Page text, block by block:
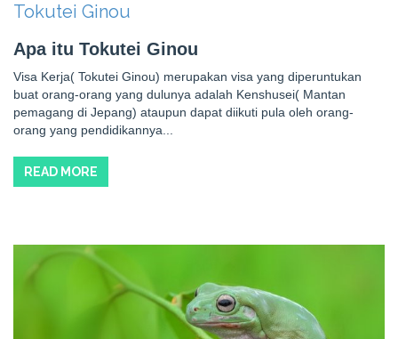
Tokutei Ginou
Apa itu Tokutei Ginou
Visa Kerja( Tokutei Ginou) merupakan visa yang diperuntukan
buat orang-orang yang dulunya adalah Kenshusei( Mantan
pemagang di Jepang) ataupun dapat diikuti pula oleh orang-
orang yang pendidikannya...
READ MORE